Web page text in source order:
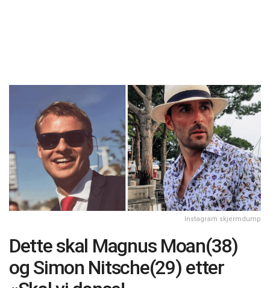
Instagram skjermdump
Dette skal Magnus Moan(38)
og Simon Nitsche(29) etter